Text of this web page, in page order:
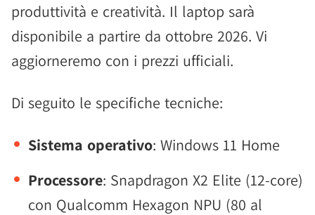
produttività e creatività. Il laptop sarà
disponibile a partire da ottobre 2026. Vi
aggiorneremo con i prezzi ufficiali.
Di seguito le specifiche tecniche:
Sistema operativo: Windows 11 Home
Processore: Snapdragon X2 Elite (12-core)
con Qualcomm Hexagon NPU (80 al